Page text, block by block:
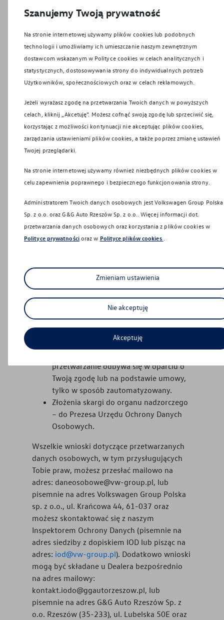
przetwarzaniu, w tym profilowaniu,
i wywołuje wobec osoby skutki prawne
wykonania umowy, lub opiera się na
przypadkach osoba ma prawo do
wyrażenia własnego stanowiska i do
zakwestionowania tej decyzji).
Usunięcia danych osobowych przez VGP
oraz Dealera (prawo do bycia
co do zasady na żądaniu od
administratora niezwłocznego usunięcia
zgodnie z art. 17 RODO istnieją jednak
wyjątki od tego prawa (w szczególności
do celów ustalenia, dochodzenia lub
osobowych, co w wymiarze
praktycznym może polegać na
Twoich danych czy przeniesieniu danych
do innego systemu.
Przenoszenia danych: masz prawo do
otrzymania kopii danych osobowych,
przetwarzanie odbywa się w oparciu o
Twoją zgodę lub na podstawie umowy,
tylko w sposób zautomatyzowany.
Złożenia skargi do organu nadzorczego
– do Prezesa Urzędu Ochrony Danych
Osobowych.
Wszelkie wnioski dotyczące przetwarzanych
danych osobowych, w tym przysługujących
Tobie praw, możesz przesłać mailowo na
adres: daneosobowe@vw-group.pl, lub
pisemnie na adres Volkswagen Group Polska
sp. z o.o., ul. Krańcowa 44, 61-037 oraz
możesz skontaktować się z naszym
Inspektorem Ochrony Danych (pisemnie na
adres siedziby z dopiskiem IOD lub pisząc na
adres: iod@vw-group.pl). Dodatkowo wnioski
mogą być składane u Dealera bezpośrednio
na adres mailowy:
kontakt.iodo@ggautorzeszow.pl, lub
pisemnie na adres G&G Auto Rzeszów Sp. z
o.o. Rzeszów (35-233), ul. Lubelska 50E oraz
Szanujemy Twoją prywatność
Na stronie internetowej używamy plików cookies lub podobnych
technologii i umożliwiamy ich umieszczanie naszym zewnętrznym
dostawcom wskazanym w Polityce cookies w celach analitycznych i
statystycznych, dostosowywania strony do indywidualnych potrzeb
Użytkowników, społecznościowych oraz w celach reklamowych.
Jeżeli wyrażasz zgodę na przetwarzania Twoich danych w powyższych
celach, kliknij „Akcetuję”. Możesz cofnąć swoją zgodę lub sprzeciwić się,
korzystając z możliwości kontynuacji nie akceptując plików cookies,
zarządzania ustawieniami plików cookies, a także poprzez zmianę ustawień
Twojej przeglądarki.
Na stronie internetowej używamy również niezbędnych plików cookies w
celu zapewnienia poprawnego i bezpiecznego funkcjonowania strony.
Administratorem Twoich danych osobowych jest Volkswagen Group Polska
Sp. z o.o. orazG&G Auto Rzeszów Sp. z o.o.. Więcej informacji dot.
przetwarzania danych osobowych oraz korzystania z plików cookies w
Polityce prywatnościoraz w Polityce plików cookies .
Zmieniam ustawienia
Nie akceptuję
Akceptuję